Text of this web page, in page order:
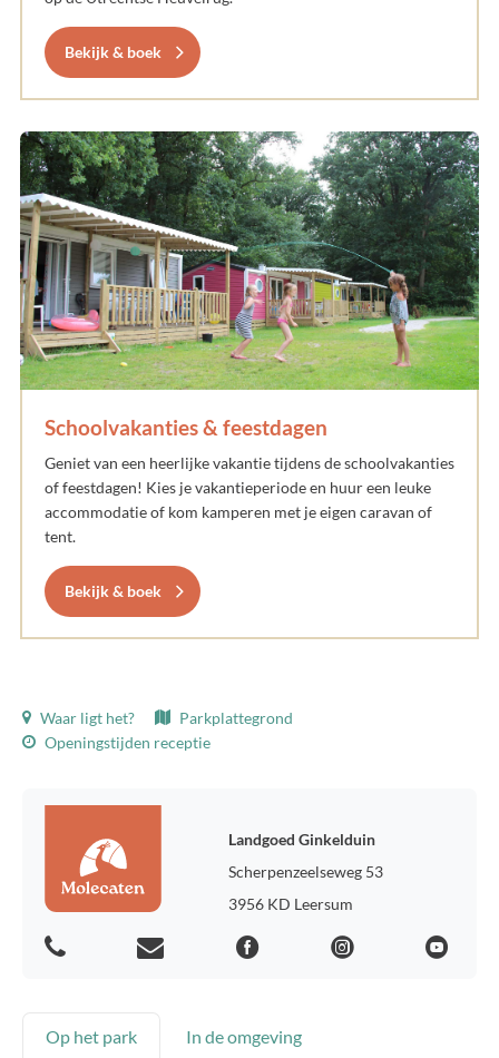
Bekijk & boek
Schoolvakanties & feestdagen
Geniet van een heerlijke vakantie tijdens de schoolvakanties
of feestdagen! Kies je vakantieperiode en huur een leuke
accommodatie of kom kamperen met je eigen caravan of
tent.
Bekijk & boek
Waar ligt het?
Parkplattegrond
Openingstijden receptie
Landgoed Ginkelduin
Scherpenzeelseweg 53
3956 KD Leersum
Op het park In de omgeving